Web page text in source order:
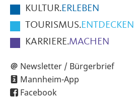
KULTUR.ERLEBEN
TOURISMUS.ENTDECKEN
KARRIERE.MACHEN
Newsletter / Bürgerbrief
Mannheim-App
Facebook